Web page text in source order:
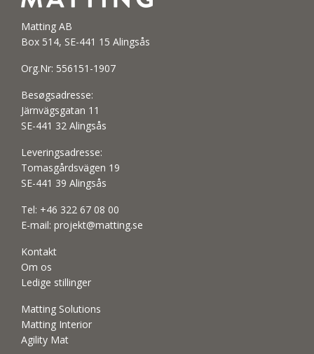
Matting AB
Box 514, SE-441 15 Alingsås
Org.Nr: 556151-1907
Besøgsadresse:
Järnvägsgatan 11
SE-441 32 Alingsås
Leveringsadresse:
Tomasgårdsvägen 19
SE-441 39 Alingsås
Tel: +46 322 67 08 00
E-mail: projekt@matting.se
Kontakt
Om os
Ledige stillinger
Matting Solutions
Matting Interior
Agility Mat